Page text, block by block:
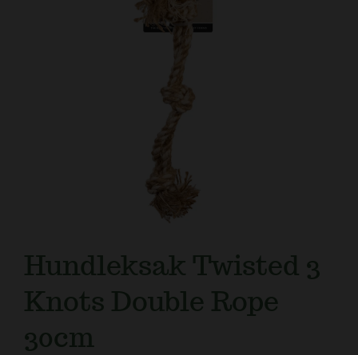
Hundleksak Twisted 3
Knots Double Rope
30cm